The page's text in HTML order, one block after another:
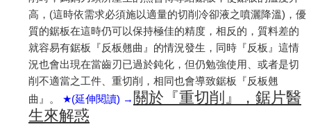
高， (這時依需求必須施以適量的切削冷卻液之噴灑降溫) ，優
質的鋸板在這時仍可以保持極佳的精度，相反的，質料差的
就容易有鋸板『反板翹曲』的情況發生，同時『反板』這情
況也會出現在當齒刃已過於鈍化，但仍勉強使用、或者是切
削不適當之工件、重切削，相同也會導致鋸板『反板翹
曲』。
★(延伸閱讀) → 關於『重切削』，鋸片醫
生來解惑